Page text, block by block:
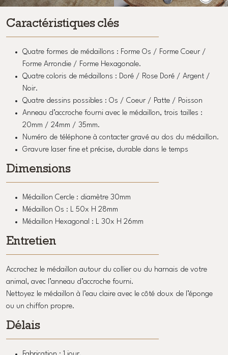
Caractéristiques clés
Quatre formes de médaillons : Forme Os / Forme Coeur /
Forme Arrondie / Forme Hexagonale.
Quatre coloris de médaillons : Doré / Rose Doré / Argent /
Noir.
Quatre dessins possibles : Os / Coeur / Patte / Poisson
Anneau d’accroche fourni avec le médaillon, trois tailles :
20mm / 24mm / 35mm.
Numéro de téléphone à contacter gravé au dos du médaillon.
Gravure laser fine et précise, durable dans le temps
Dimensions
Médaillon Cercle : diamètre 30mm
Médaillon Os : L 50x H 28mm
Médaillon Hexagonal : L 30x H 26mm
Entretien
Accrochez le médaillon autour du collier ou du harnais de votre
animal, avec l’anneau d’accroche fourni.
Nettoyez le médaillon à l’eau claire avec le côté doux de l’éponge
ou un chiffon propre.
Délais